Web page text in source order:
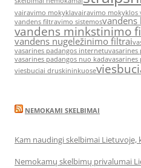
vairavimo mokyklavairavimo mokyklos
vandens filtravimo sistemosvandens
vandens minkstinimo
vandens nugeležinimo filtrai
vasarines padangos internetuvasarines
vasarines padangos nuo kadavasarines
viesbuciai druskininkuose
NEMOKAMI SKELBIMAI
Kam naudingi skelbimai Lietuvoje,
Nemokamų skelbimų privalumai